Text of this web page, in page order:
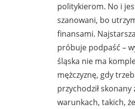
politykierom. No i
szanowani, bo
finansami.
próbuje podpaść –
śląska nie ma
mężczyznę, gdy
przychodził skonany
warunkach, takich,